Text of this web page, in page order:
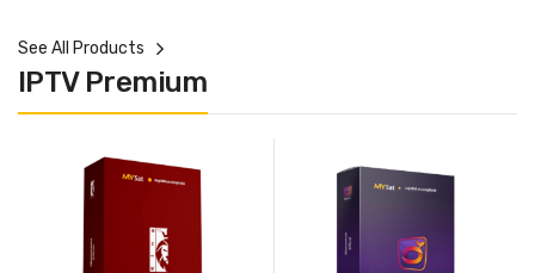
IPTV Premium
See All Products